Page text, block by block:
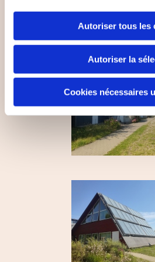
Autoriser tous les
Autoriser la
Cookies nécessaires